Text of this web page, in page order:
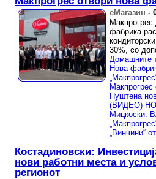
еМагазин -
фабрика
30%, со
Костадиновски:
нови работни места и
регионот